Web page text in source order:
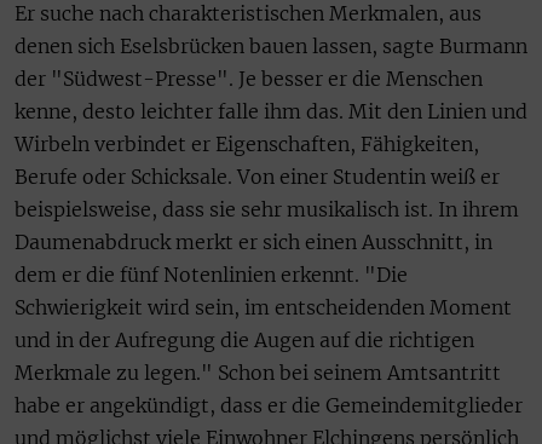
Er suche nach charakteristischen Merkmalen, aus
denen sich Eselsbrücken bauen lassen, sagte Burmann
der "Südwest-Presse". Je besser er die Menschen
kenne, desto leichter falle ihm das. Mit den Linien und
Wirbeln verbindet er Eigenschaften, Fähigkeiten,
Berufe oder Schicksale. Von einer Studentin weiß er
beispielsweise, dass sie sehr musikalisch ist. In ihrem
Daumenabdruck merkt er sich einen Ausschnitt, in
dem er die fünf Notenlinien erkennt. "Die
Schwierigkeit wird sein, im entscheidenden Moment
und in der Aufregung die Augen auf die richtigen
Merkmale zu legen." Schon bei seinem Amtsantritt
habe er angekündigt, dass er die Gemeindemitglieder
und möglichst viele Einwohner Elchingens persönlich